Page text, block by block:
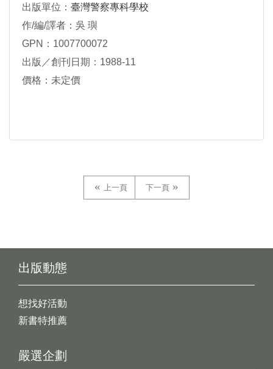
出版單位： 臺灣警察專科學校
作/編/譯者：吳 璵
GPN：1007700072
出版／創刊日期：1988-11
價格：未定價
上一頁 下一頁
出版動態
想找好活動
新書特推薦
嚴選企劃